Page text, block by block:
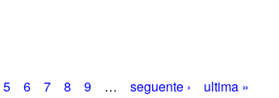
5 6 7 8 9 … seguente › ultima »